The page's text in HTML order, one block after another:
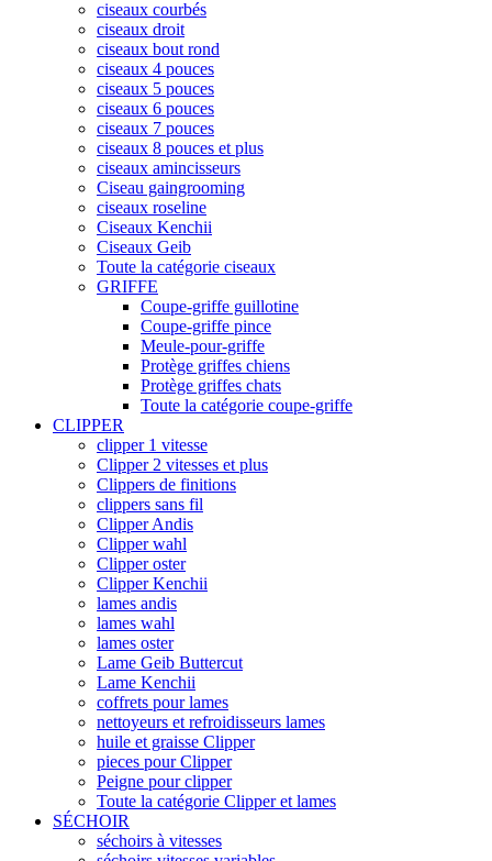
ciseaux courbés
ciseaux droit
ciseaux bout rond
ciseaux 4 pouces
ciseaux 5 pouces
ciseaux 6 pouces
ciseaux 7 pouces
ciseaux 8 pouces et plus
ciseaux amincisseurs
Ciseau gaingrooming
ciseaux roseline
Ciseaux Kenchii
Ciseaux Geib
Toute la catégorie ciseaux
GRIFFE
Coupe-griffe guillotine
Coupe-griffe pince
Meule-pour-griffe
Protège griffes chiens
Protège griffes chats
Toute la catégorie coupe-griffe
CLIPPER
clipper 1 vitesse
Clipper 2 vitesses et plus
Clippers de finitions
clippers sans fil
Clipper Andis
Clipper wahl
Clipper oster
Clipper Kenchii
lames andis
lames wahl
lames oster
Lame Geib Buttercut
Lame Kenchii
coffrets pour lames
nettoyeurs et refroidisseurs lames
huile et graisse Clipper
pieces pour Clipper
Peigne pour clipper
Toute la catégorie Clipper et lames
SÉCHOIR
séchoirs à vitesses